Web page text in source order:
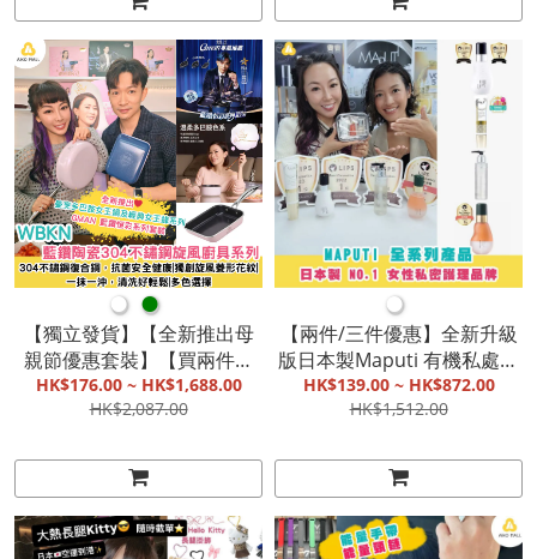
【截單, 9月底發貨】
●●
【獨立發貨】【全新推出母
親節優惠套裝】【買兩件或
以上單件產品即 送 廚具用
品】WBKᴺ 藍鑽陶瓷304不鏽
復合鋼，抗菌安全健康|獨創
旋風菱形花紋|一抺一沖，清
洗好輕鬆【付款後14 - 21 個
工作天內寄出】
HK$176.00 ~ HK$1,688.00
HK$2,087.00
●
【兩件/三件優惠】全新升級
版日本製Maputi 有機私處系
列、護理系列|乳液、清潔護
理液、豐胸霜、香氛精華
水、精華液、身體噴霧、美
白霜【截單, 9月底發貨】
HK$139.00 ~ HK$872.00
HK$1,512.00